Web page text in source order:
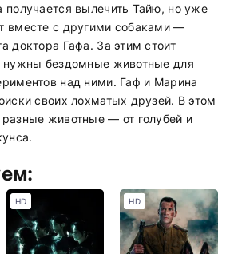
вылечить Тайю, но уже
вместе с другими собаками —
доктора Гафа. За этим стоит
нужны бездомные животные для
над ними. Гаф и Марина
своих лохматых друзей. В этом
животные — от голубей и
HD HD